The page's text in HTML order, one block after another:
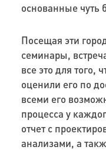
основанные чуть
Посещая эти
семинары,
все это для того,
оценили его по
всеми его
процесса у
отчет с
анализами, а